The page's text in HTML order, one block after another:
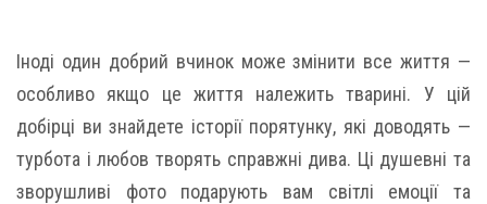
Іноді один добрий вчинок може змінити все життя —
особливо якщо це життя належить тварині. У цій
добірці ви знайдете історії порятунку, які доводять —
турбота і любов творять справжні дива. Ці душевні та
зворушливі фото подарують вам світлі емоції та